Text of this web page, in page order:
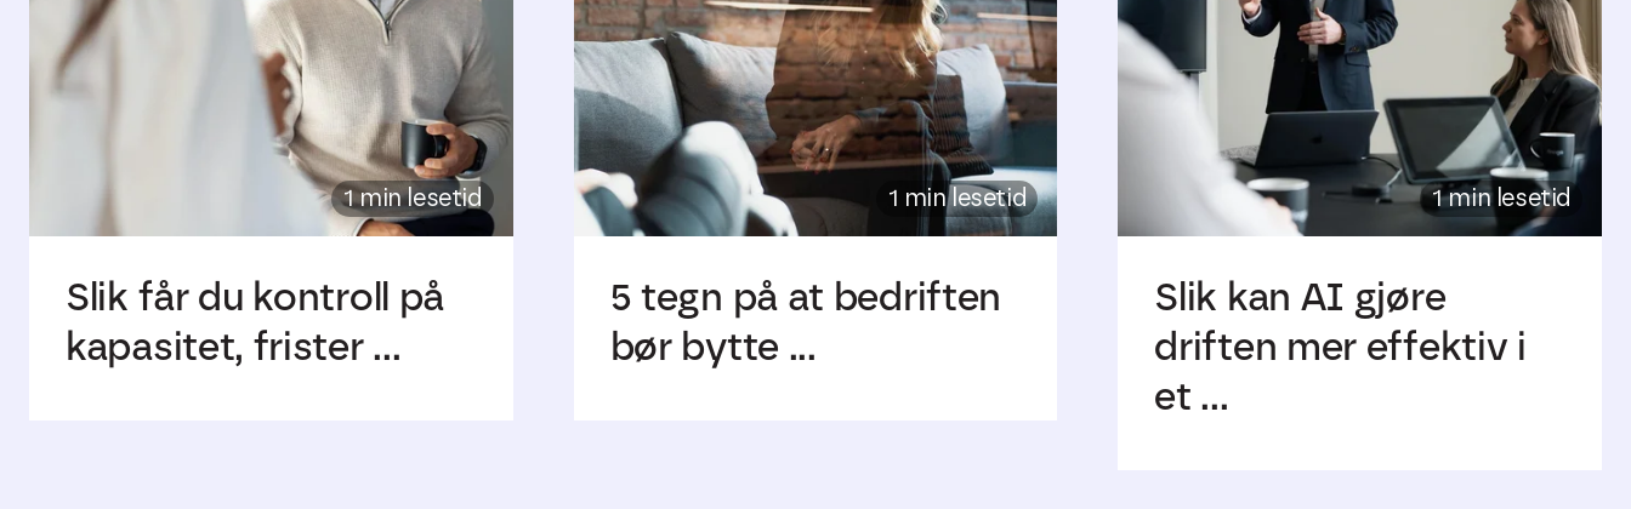
1 min lesetid
Slik får du kontroll på
kapasitet, frister ...
1 min lesetid
5 tegn på at bedriften
bør bytte ...
1 min lesetid
Slik kan AI gjøre
driften mer effektiv i
et ...